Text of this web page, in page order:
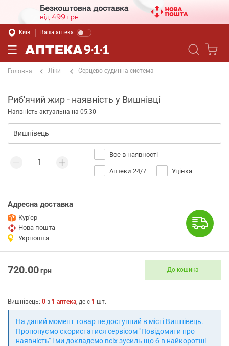
Київ Ваша аптека
Головна Ліки Серцево-судинна система
Риб'ячий жир - наявність у Вишнівці
Наявність актуальна на 05:30
Все в наявності
Аптеки 24/7 Уцінка
Адресна доставка
Кур'єр
Нова пошта
Укрпошта
720.00грн До кошика
Вишнівець: 0 з 1 аптека, де є 1 шт.
На даний момент товар не доступний в місті Вишнівець.
Пропонуємо скористатися сервісом "Повідомити про
наявність" і ми докладемо всіх зусиль що б в найкоротші